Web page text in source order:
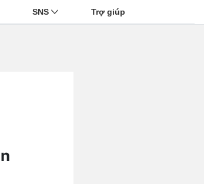
SNS Trợ giúp